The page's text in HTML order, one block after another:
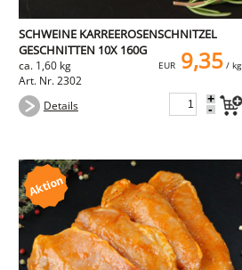
SCHWEINE KARREEROSENSCHNITZEL
GESCHNITTEN 10X 160G
ca. 1,60 kg
Art. Nr. 2302
EUR 9,35/ kg
Details +
-